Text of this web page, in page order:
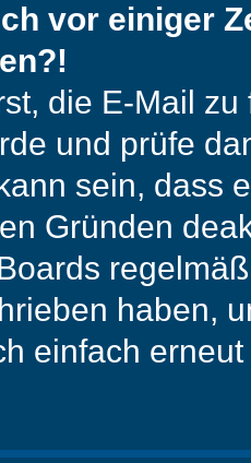
vor einiger
die E-Mail
und prüfe
sein, dass
Gründen
haben,
einfach